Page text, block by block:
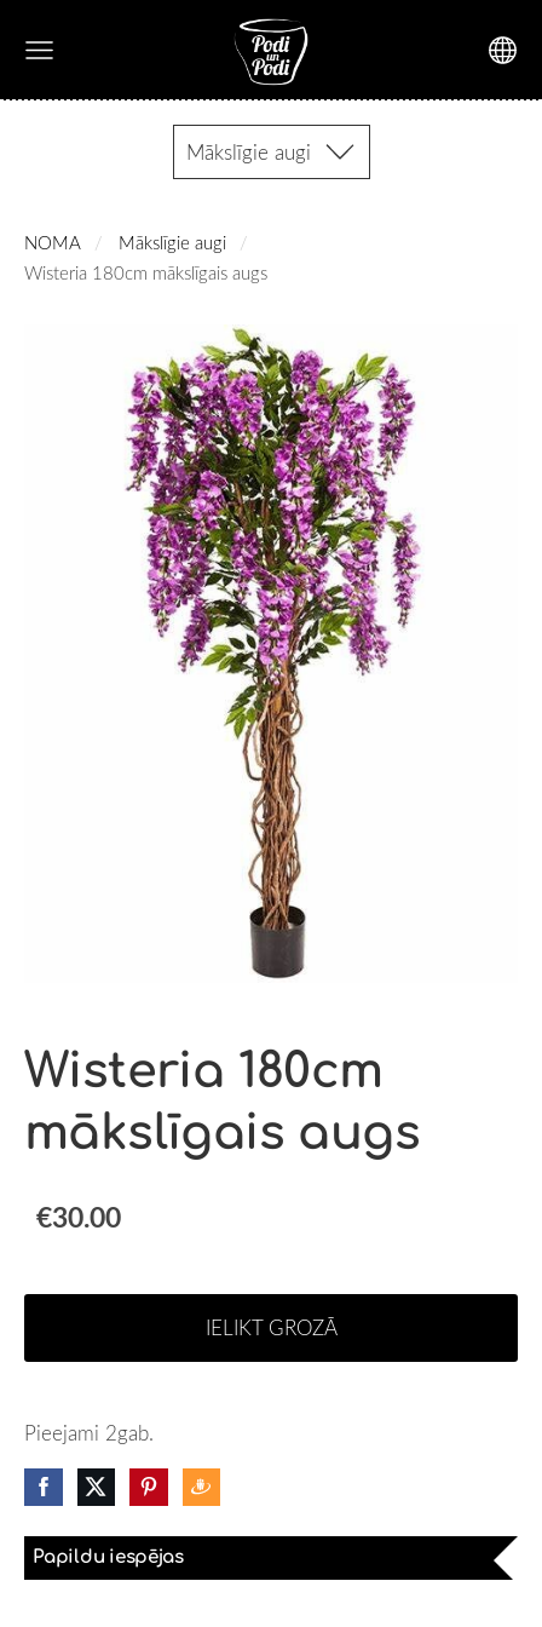
Mākslīgie augi
Papildu iespējas
NOMA
Mākslīgie augi
Wisteria 180cm mākslīgais augs
Wisteria 180cm
mākslīgais augs
€30.00
IELIKT GROZĀ
Pieejami 2gab.